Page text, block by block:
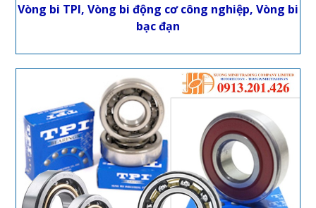
Vòng bi TPI, Vòng bi động cơ công nghiệp, Vòng bi
bạc đạn